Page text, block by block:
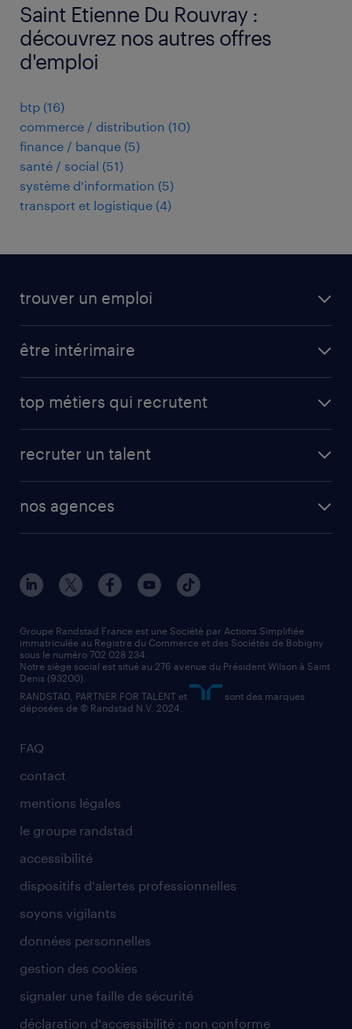
Saint Etienne Du Rouvray :
découvrez nos autres offres
d'emploi
btp (16)
commerce / distribution (10)
finance / banque (5)
santé / social (51)
système d'information (5)
transport et logistique (4)
trouver un emploi
créer un compte candidat
être intérimaire
app talent / portail web
top métiers qui recrutent
manutentionnaire
assistant administratif
comptable
recruter un talent
solutions opérationnelles
contact entreprise
faq intérim / recrutement
nos agences
nos agences par ville
nos agences par région
nos cabinets de recrutement
FAQ
contact
mentions légales
le groupe randstad
accessibilité
dispositifs d'alertes professionnelles
soyons vigilants
données personnelles
gestion des cookies
signaler une faille de sécurité
déclaration d'accessibilité : non conforme
Groupe Randstad France est une Société par Actions Simplifiée
immatriculée au Registre du Commerce et des Sociétés de Bobigny
sous le numéro 702 028 234.
Notre siège social est situé au 276 avenue du Président Wilson à Saint
Denis (93200).
RANDSTAD, PARTNER FOR TALENT et
sont des marques
déposées de © Randstad N.V. 2024.